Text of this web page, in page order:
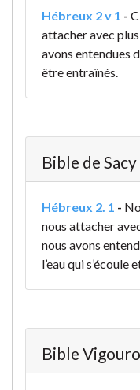
Hébreux 2 v 1 -
attacher avec
avons entendues
être entraînés.
Bible de Sacy
Hébreux 2. 1 -
nous attacher
nous avons
l’eau qui s’écoule
Bible